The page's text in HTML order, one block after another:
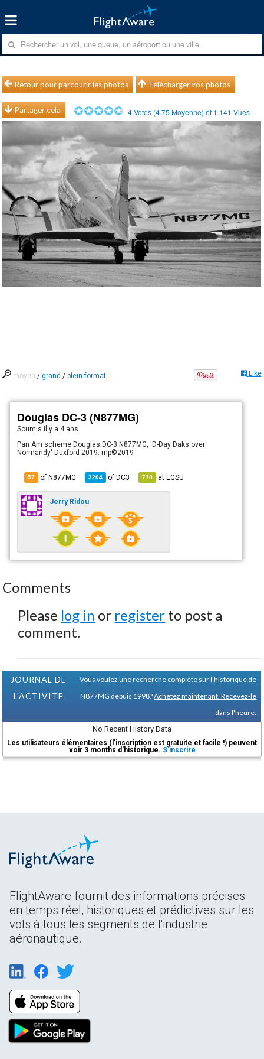
Retour pour parcourir les photos Télécharger vos photos
Partager cela 4Votes (4.75 Moyenne) et 1.141 Vues
moyen /grand /plein format Like
Douglas DC-3 (N877MG)
Soumisil y a 4 ans
Pan Am scheme Douglas DC-3 N877MG, 'D-Day Daks over
Normandy' Duxford 2019. mp©2019
57 of N877MG 3204 ofDC3 718 atEGSU
Jerry Ridou
Comments
Please log in or register to post a
comment.
JOURNAL DE
L'ACTIVITE
Vous voulez une recherche complète sur l'historique de
N877MG depuis 1998?Achetez maintenant. Recevez-le
dans l'heure.
No Recent History Data
Les utilisateurs élémentaires (l'inscription est gratuite et facile !) peuvent
voir 3 months d'historique. S'inscrire
FlightAware fournit des informations précises
en temps réel, historiques et prédictives sur les
vols à tous les segments de l'industrie
aéronautique.